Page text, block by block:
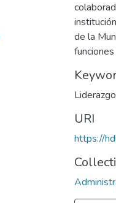
de la
URI
https://